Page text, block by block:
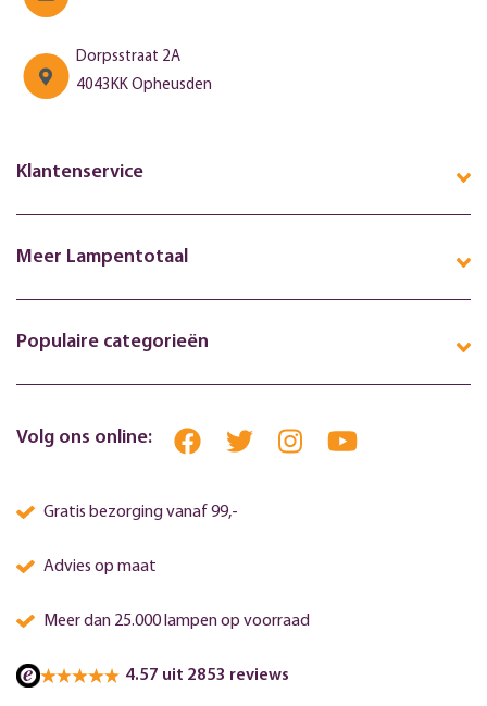
Dorpsstraat 2A
4043KK Opheusden
Klantenservice
Meer Lampentotaal
Populaire categorieën
Volg ons online:
Gratis bezorging vanaf 99,-
Advies op maat
Meer dan 25.000 lampen op voorraad
4.57 uit 2853 reviews